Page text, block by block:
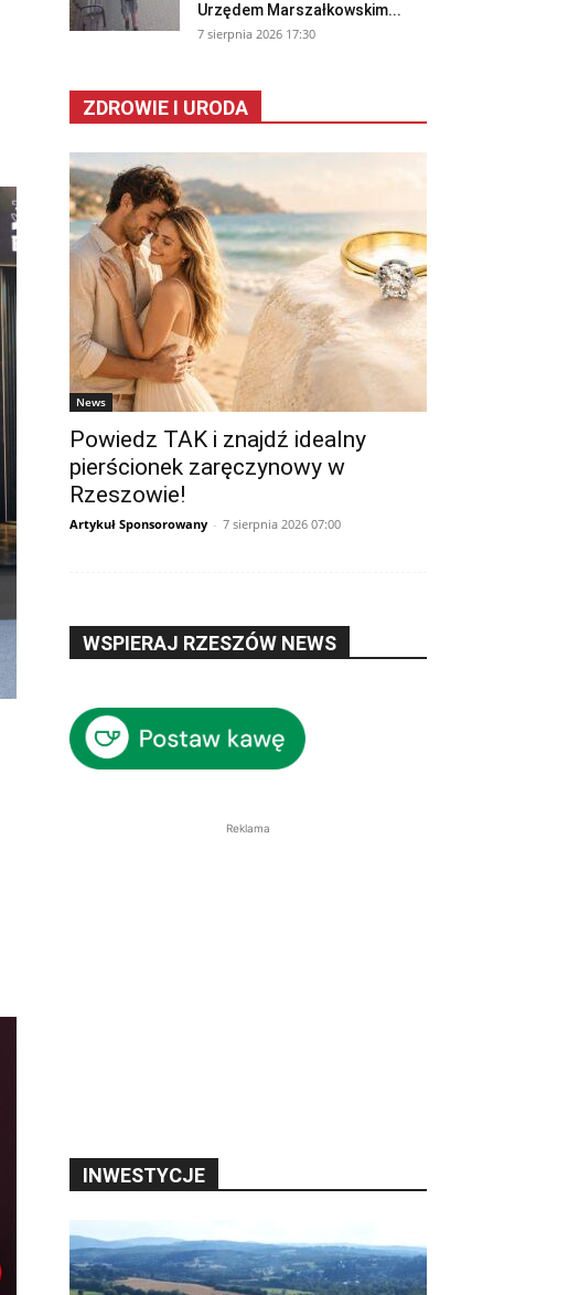
Urzędem Marszałkowskim...
7 sierpnia 2026 17:30
ZDROWIE I URODA
News
Powiedz TAK i znajdź idealny
pierścionek zaręczynowy w
Rzeszowie!
Artykuł Sponsorowany - 7 sierpnia 2026 07:00
WSPIERAJ RZESZÓW NEWS
Reklama
INWESTYCJE